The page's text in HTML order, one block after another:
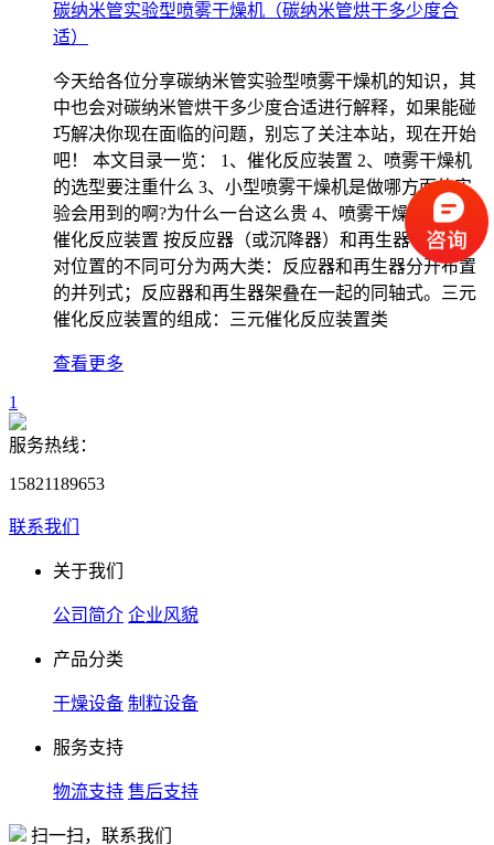
碳纳米管实验型喷雾干燥机（碳纳米管烘干多少度合
适）
今天给各位分享碳纳米管实验型喷雾干燥机的知识，其
中也会对碳纳米管烘干多少度合适进行解释，如果能碰
巧解决你现在面临的问题，别忘了关注本站，现在开始
吧！ 本文目录一览： 1、催化反应装置 2、喷雾干燥机
的选型要注重什么 3、小型喷雾干燥机是做哪方面的实
验会用到的啊?为什么一台这么贵 4、喷雾干燥机优点?
催化反应装置 按反应器（或沉降器）和再生器布置的相
对位置的不同可分为两大类：反应器和再生器分开布置
的并列式；反应器和再生器架叠在一起的同轴式。三元
催化反应装置的组成：三元催化反应装置类
查看更多
1
服务热线：
15821189653
联系我们
关于我们
公司简介 企业风貌
产品分类
干燥设备 制粒设备
服务支持
物流支持 售后支持
扫一扫，联系我们